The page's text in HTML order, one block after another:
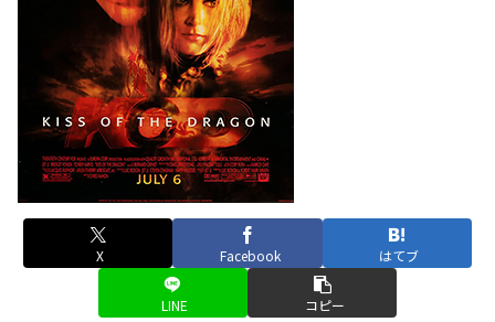
X Facebook はてブ
LINE コピー